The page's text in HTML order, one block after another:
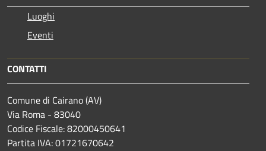
Luoghi
Eventi
CONTATTI
Comune di Cairano (AV)
Via Roma - 83040
Codice Fiscale: 82000450641
Partita IVA: 01721670642